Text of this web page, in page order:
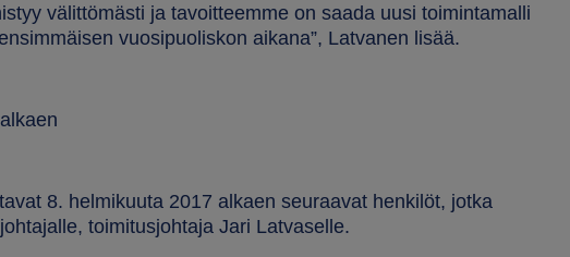
välittömästi ja tavoitteemme on saada uusi toimintamalli
vuosipuoliskon aikana”, Latvanen lisää.
8. helmikuuta 2017 alkaen seuraavat henkilöt, jotka
toimitusjohtaja Jari Latvaselle.